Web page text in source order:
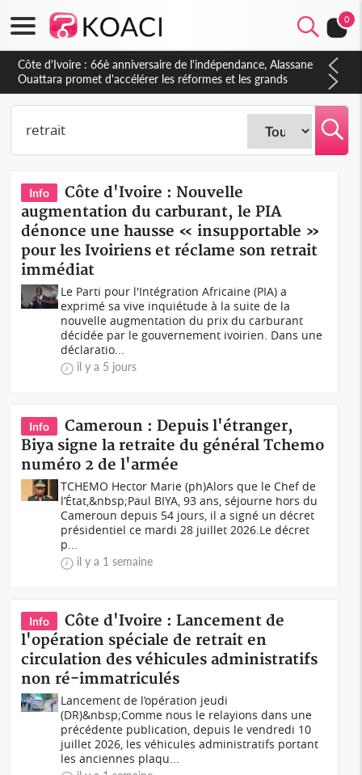
0
Côte d'Ivoire : À Abidjan, Amadou Oury Bah admire le modèle
ivoirien et veut s'en inspirer pour accélérer le développement
de la Guinée
Info
Côte d'Ivoire : Nouvelle
augmentation du carburant, le PIA
dénonce une hausse « insupportable »
pour les Ivoiriens et réclame son retrait
immédiat
Le Parti pour l'Intégration Africaine (PIA) a
exprimé sa vive inquiétude à la suite de la
nouvelle augmentation du prix du carburant
décidée par le gouvernement ivoirien. Dans une
déclaratio...
il y a 5 jours
Info
Cameroun : Depuis l'étranger,
Biya signe la retraite du général Tchemo
numéro 2 de l'armée
TCHEMO Hector Marie (ph)Alors que le Chef de
l’État,&nbsp;Paul BIYA, 93 ans, séjourne hors du
Cameroun depuis 54 jours, il a signé un décret
présidentiel ce mardi 28 juillet 2026.Le décret
p...
il y a 1 semaine
Info
Côte d'Ivoire : Lancement de
l'opération spéciale de retrait en
circulation des véhicules administratifs
non ré-immatriculés
Lancement de l’opération jeudi
(DR)&nbsp;Comme nous le relayions dans une
précédente publication, depuis le vendredi 10
juillet 2026, les véhicules administratifs portant
les anciennes plaqu...